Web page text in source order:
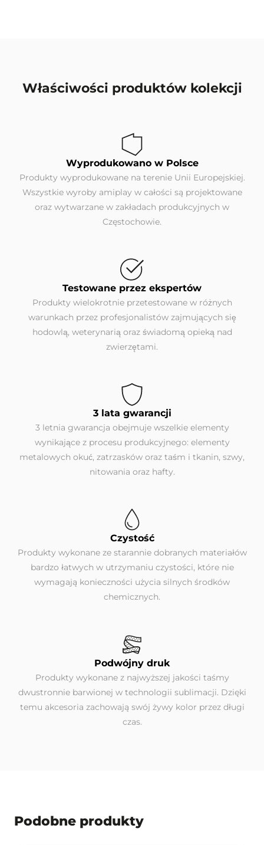
Właściwości produktów kolekcji
Wyprodukowano w Polsce
Produkty wyprodukowane na terenie Unii Europejskiej.
Wszystkie wyroby amiplay w całości są projektowane
oraz wytwarzane w zakładach produkcyjnych w
Częstochowie.
Testowane przez ekspertów
Produkty wielokrotnie przetestowane w różnych
warunkach przez profesjonalistów zajmujących się
hodowlą, weterynarią oraz świadomą opieką nad
zwierzętami.
3 lata gwarancji
3 letnia gwarancja obejmuje wszelkie elementy
wynikające z procesu produkcyjnego: elementy
metalowych okuć, zatrzasków oraz taśm i tkanin, szwy,
nitowania oraz hafty.
Czystość
Produkty wykonane ze starannie dobranych materiałów
bardzo łatwych w utrzymaniu czystości, które nie
wymagają konieczności użycia silnych środków
chemicznych.
Podwójny druk
Produkty wykonane z najwyższej jakości taśmy
dwustronnie barwionej w technologii sublimacji. Dzięki
temu akcesoria zachowają swój żywy kolor przez długi
czas.
Podobne produkty